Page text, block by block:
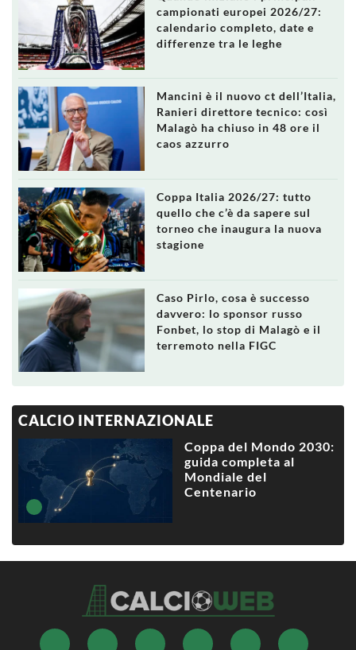
campionati europei 2026/27:
calendario completo, date e
differenze tra le leghe
Mancini è il nuovo ct dell’Italia,
Ranieri direttore tecnico: così
Malagò ha chiuso in 48 ore il
caos azzurro
Coppa Italia 2026/27: tutto
quello che c’è da sapere sul
torneo che inaugura la nuova
stagione
Caso Pirlo, cosa è successo
davvero: lo sponsor russo
Fonbet, lo stop di Malagò e il
terremoto nella FIGC
CALCIO INTERNAZIONALE
Coppa del Mondo 2030:
guida completa al
Mondiale del
Centenario